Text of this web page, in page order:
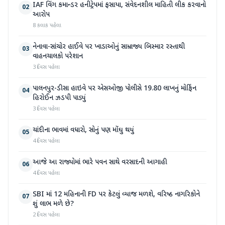
02 IAF વિંગ કમાન્ડર હનીટ્રેપમાં ફસાયા, સંવેદનશીલ માહિતી લીક કરવાનો
આરોપ
8 કલાક પહેલા
03 નેનાવા-સાંચોર હાઈવે પર ખાડાઓનું સામ્રાજ્ય બિસ્માર રસ્તાથી
વાહનચાલકો પરેશાન
3 દિવસ પહેલા
04 પાલનપુર-ડીસા હાઇવે પર એસઓજી પોલીસે 19.80 લાખનું મોર્ફિન
હિરોઈન ઝડપી પાડ્યું
3 દિવસ પહેલા
05 ચાંદીના ભાવમાં વધારો, સોનું પણ મોંઘુ થયું
4 દિવસ પહેલા
06 આજે આ રાજ્યોમાં ભારે પવન સાથે વરસાદની આગાહી
4 દિવસ પહેલા
07 SBI માં 12 મહિનાની FD પર કેટલું વ્યાજ મળશે, વરિષ્ઠ નાગરિકોને
શું લાભ મળે છે?
2 દિવસ પહેલા